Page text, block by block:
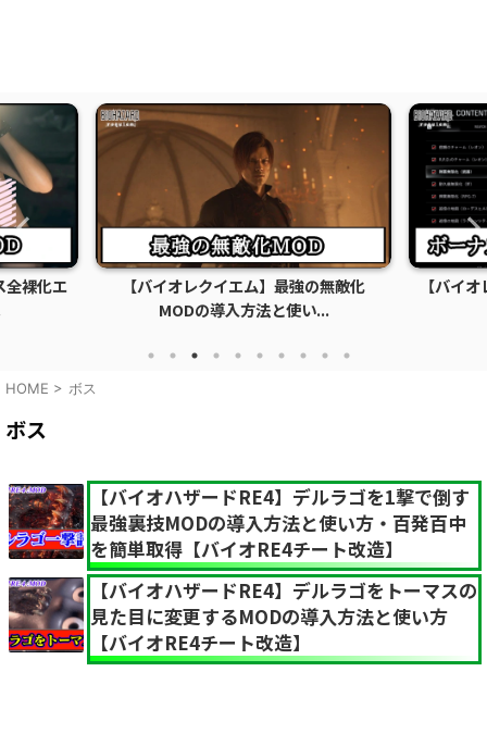
全裸化エ
【バイオレクイエム】最強の無敵化
MODの導入方法と使い...
【バイ
HOME > ボス
ボス
【バイオハザードRE4】デルラゴを1撃で倒す
最強裏技MODの導入方法と使い方・百発百中
を簡単取得【バイオRE4チート改造】
【バイオハザードRE4】デルラゴをトーマスの
見た目に変更するMODの導入方法と使い方
【バイオRE4チート改造】